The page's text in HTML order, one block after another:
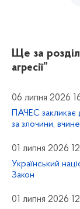
Ще за
агресії”
06 липня 2026
ПАЧЕС
за злочини,
01 липня 2026
Український
Закон
01 липня 2026